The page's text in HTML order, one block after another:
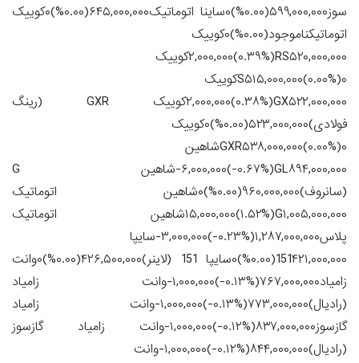
سوز۵۹۹,۰۰۰,۰۰۰(۰.۰۰%)۰ساینا اتوماتیک۶۴۵,۰۰۰,۰۰۰(۰.۰۰%)۰کوییک
اتوماتیکناموجود(۰.۰۰%)۰کوییک
RS۵۲۰,۰۰۰,۰۰۰(‎۰.۳۹%‏)‎۲,۰۰۰,۰۰۰‏کوییک
S۵۱۵,۰۰۰,۰۰۰(۰.۰۰%)۰کوییک
GX۵۲۲,۰۰۰,۰۰۰(‎۰.۳۸%‏)‎۲,۰۰۰,۰۰۰‏کوییک GXR (رینگ
فولادی)۵۲۳,۰۰۰,۰۰۰(۰.۰۰%)۰کوییک
GXR۵۳۸,۰۰۰,۰۰۰(۰.۰۰%)۰شاهین
GL۸۹۴,۰۰۰,۰۰۰(‎-۰.۶۷%‏)‎-۶,۰۰۰,۰۰۰‏شاهین G
(سانروف)۹۶۰,۰۰۰,۰۰۰(۰.۰۰%)۰شاهین اتوماتیک
G۱,۰۰۵,۰۰۰,۰۰۰(‎۱.۵۲%‏)‎۱۵,۰۰۰,۰۰۰‏شاهین اتوماتیک
پلاس۱,۲۸۷,۰۰۰,۰۰۰(‎-۰.۲۳%‏)‎-۳,۰۰۰,۰۰۰‏سایپا
151۴۲۱,۰۰۰,۰۰۰(۰.۰۰%)۰سایپا 151 (لاینر)۴۲۶,۵۰۰,۰۰۰(۰.۰۰%)۰وانت
زامیاد۷۶۷,۰۰۰,۰۰۰(‎-۰.۱۳%‏)‎-۱,۰۰۰,۰۰۰‏وانت زامیاد
(رادیال)۷۷۳,۰۰۰,۰۰۰(‎-۰.۱۳%‏)‎-۱,۰۰۰,۰۰۰‏وانت زامیاد
گازسوز۸۳۷,۰۰۰,۰۰۰(‎-۰.۱۲%‏)‎-۱,۰۰۰,۰۰۰‏وانت زامیاد گازسوز
(رادیال)۸۴۴,۰۰۰,۰۰۰(‎-۰.۱۲%‏)‎-۱,۰۰۰,۰۰۰‏وانت